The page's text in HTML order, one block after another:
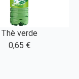
Thè verde
0,65 €